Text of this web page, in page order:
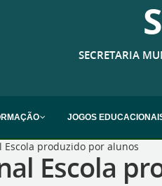
SECRETARIA
JOGOS
Escola produzido por alunos
Escola